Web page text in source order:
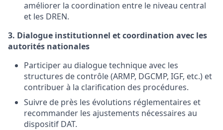
améliorer la coordination entre le niveau central
et les DREN.
3. Dialogue institutionnel et coordination avec les
autorités nationales
Participer au dialogue technique avec les
structures de contrôle (ARMP, DGCMP, IGF, etc.) et
contribuer à la clarification des procédures.
Suivre de près les évolutions réglementaires et
recommander les ajustements nécessaires au
dispositif DAT.